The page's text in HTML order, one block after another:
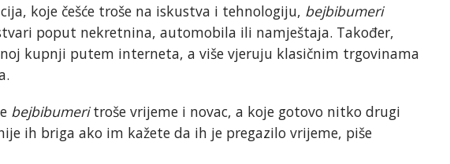
koje češće troše na iskustva i tehnologiju, bejbibumeri
poput nekretnina, automobila ili namještaja. Također,
kupnji putem interneta, a više vjeruju klasičnim trgovinama
bejbibumeritroše vrijeme i novac, a koje gotovo nitko drugi
ih briga ako im kažete da ih je pregazilo vrijeme, piše